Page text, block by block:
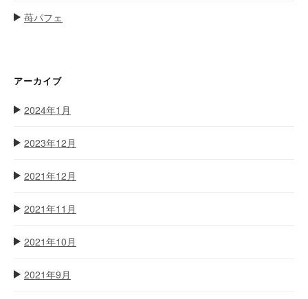
苺パフェ
アーカイブ
2024年1月
2023年12月
2021年12月
2021年11月
2021年10月
2021年9月